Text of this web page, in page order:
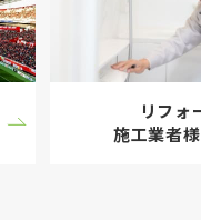
リフォ
施工業者様